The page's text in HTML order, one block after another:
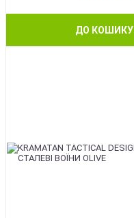
ДО КОШИКУ